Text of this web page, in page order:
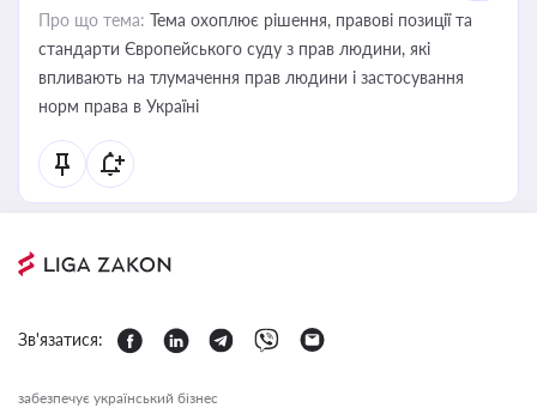
Про що тема: Тема охоплює рішення, правові позиції та
стандарти Європейського суду з прав людини, які
впливають на тлумачення прав людини і застосування
норм права в Україні
Зв'язатися:
забезпечує український бізнес